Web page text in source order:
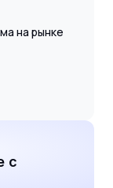
на рынке
с